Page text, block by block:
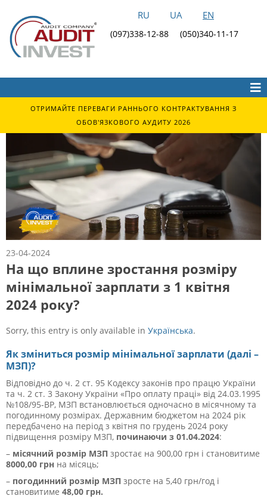
RU UA EN
(097)338-12-88 (050)340-11-17
ОТРИМАЙТЕ ПЕРЕВАГИ РАННЬОГО КОНТРАКТУВАННЯ З
ОБОВ'ЯЗКОВОГО АУДИТУ 2026
23-04-2024
На що вплине зростання розміру
мінімальної зарплати з 1 квітня
2024 року?
Sorry, this entry is only available in Українська.
Як зміниться розмір мінімальної зарплати (далі –
МЗП)?
Відповідно до ч. 2 ст. 95 Кодексу законів про працю України
та ч. 2 ст. 3 Закону України «Про оплату праці» від 24.03.1995
№108/95-ВР, МЗП встановлюється одночасно в місячному та
погодинному розмірах. Державним бюджетом на 2024 рік
передбачено на період з квітня по грудень 2024 року
підвищення розміру МЗП, починаючи з 01.04.2024:
– місячний розмір МЗП зростає на 900,00 грн і становитиме
8000,00 грн на місяць;
– погодинний розмір МЗП зросте на 5,40 грн/год і
становитиме 48,00 грн.